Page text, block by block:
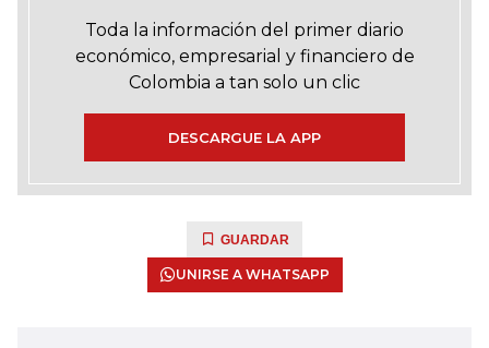
Toda la información del primer diario
económico, empresarial y financiero de
Colombia a tan solo un clic
DESCARGUE LA APP
GUARDAR
UNIRSE A WHATSAPP